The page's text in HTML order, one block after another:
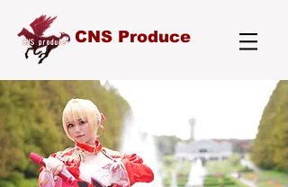
CNS Produce